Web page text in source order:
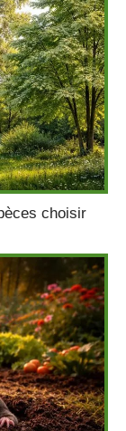
choisir